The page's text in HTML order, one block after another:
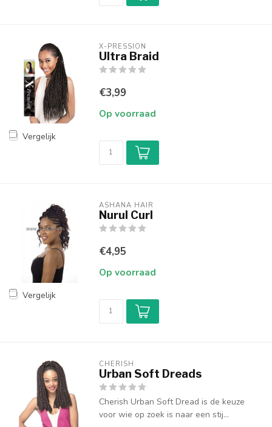
Vergelijk
X-PRESSION
Ultra Braid
€3,99
Op voorraad
Vergelijk
ASHANA HAIR
Nurul Curl
€4,95
Op voorraad
CHERISH
Urban Soft Dreads
Cherish Urban Soft Dread is de keuze
voor wie op zoek is naar een stij...